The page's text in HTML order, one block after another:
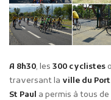
A 8h30, les 300 cyclistes
traversant la ville du Port
St Paul a permis à tous